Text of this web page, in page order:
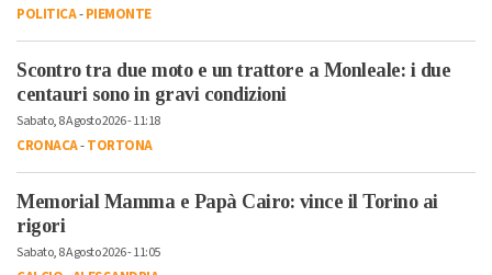
POLITICA-PIEMONTE
Scontro tra due moto e un trattore a Monleale: i due
centauri sono in gravi condizioni
Sabato, 8 Agosto 2026 - 11:18
CRONACA-TORTONA
Memorial Mamma e Papà Cairo: vince il Torino ai
rigori
Sabato, 8 Agosto 2026 - 11:05